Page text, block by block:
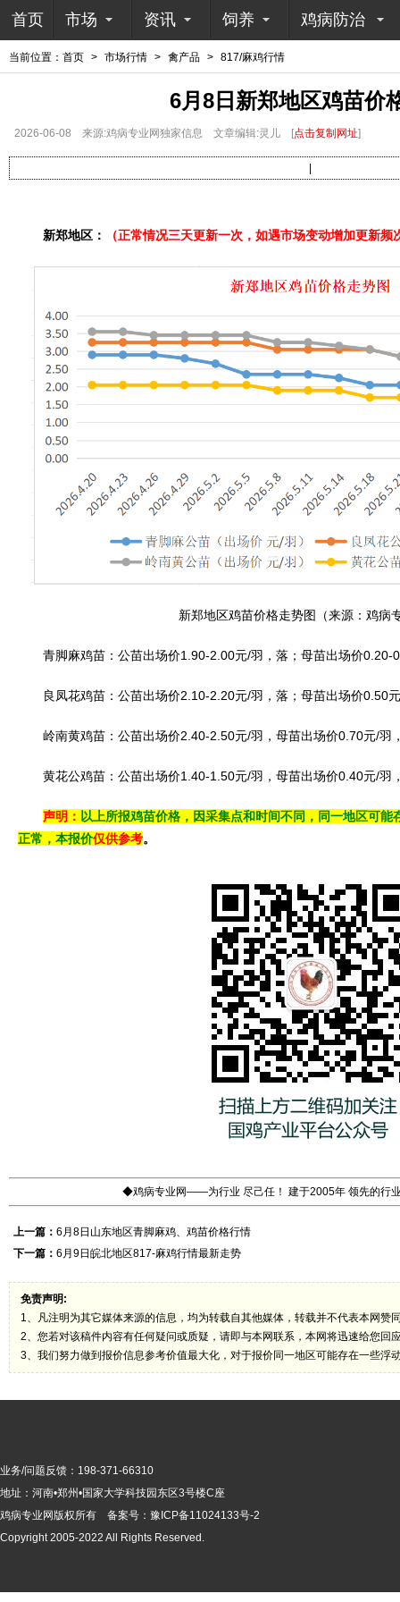
首页 市场 资讯 饲养 鸡病防治
当前位置： 首页 > 市场行情 > 禽产品 > 817/麻鸡行情
6月8日新郑地区鸡苗价
2026-06-08 来源:鸡病专业网独家信息 文章编辑:灵儿 [点击复制网址]
新郑地区： （正常情况三天更新一次，如遇市场变动增加更新频
新郑地区鸡苗价格走势图（来源：鸡病
青脚麻鸡苗：公苗出场价1.90-2.00元/羽，落；母苗出场价0.20-
良凤花鸡苗：公苗出场价2.10-2.20元/羽，落；母苗出场价0.50
岭南黄鸡苗：公苗出场价2.40-2.50元/羽，母苗出场价0.70元/羽
黄花公鸡苗：公苗出场价1.40-1.50元/羽，母苗出场价0.40元/羽
声明： 以上所报鸡苗价格，因采集点和时间不同，同一地区可
正常，本报价仅供参考。
◆鸡病专业网——为行业 尽己任！ 建于2005年 领先的行
上一篇： 6月8日山东地区青脚麻鸡、鸡苗价格行情
下一篇： 6月9日皖北地区817-麻鸡行情最新走势
免责声明:
1、凡注明为其它媒体来源的信息，均为转载自其他媒体，转载并不代表本网赞
2、您若对该稿件内容有任何疑问或质疑，请即与本网联系，本网将迅速给您回
3、我们努力做到报价信息参考价值最大化，对于报价同一地区可能存在一些浮
业务/问题反馈：198-371-66310
地址：河南•郑州•国家大学科技园东区3号楼C座
鸡病专业网版权所有 备案号： 豫ICP备11024133号-2
Copyright 2005-2022 All Rights Reserved.